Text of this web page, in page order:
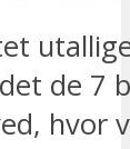
de 7
hvor